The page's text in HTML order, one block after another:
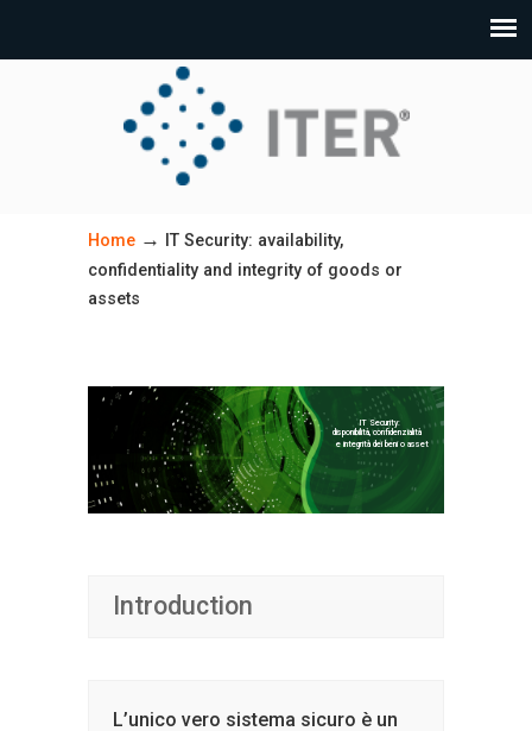
Home → IT Security: availability,
confidentiality and integrity of goods or
assets
IT Security:
disponibilità, confidenzialità
e integrità dei beni o asset
Introduction
L’unico vero sistema sicuro è un